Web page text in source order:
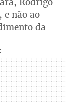
e não ao
da